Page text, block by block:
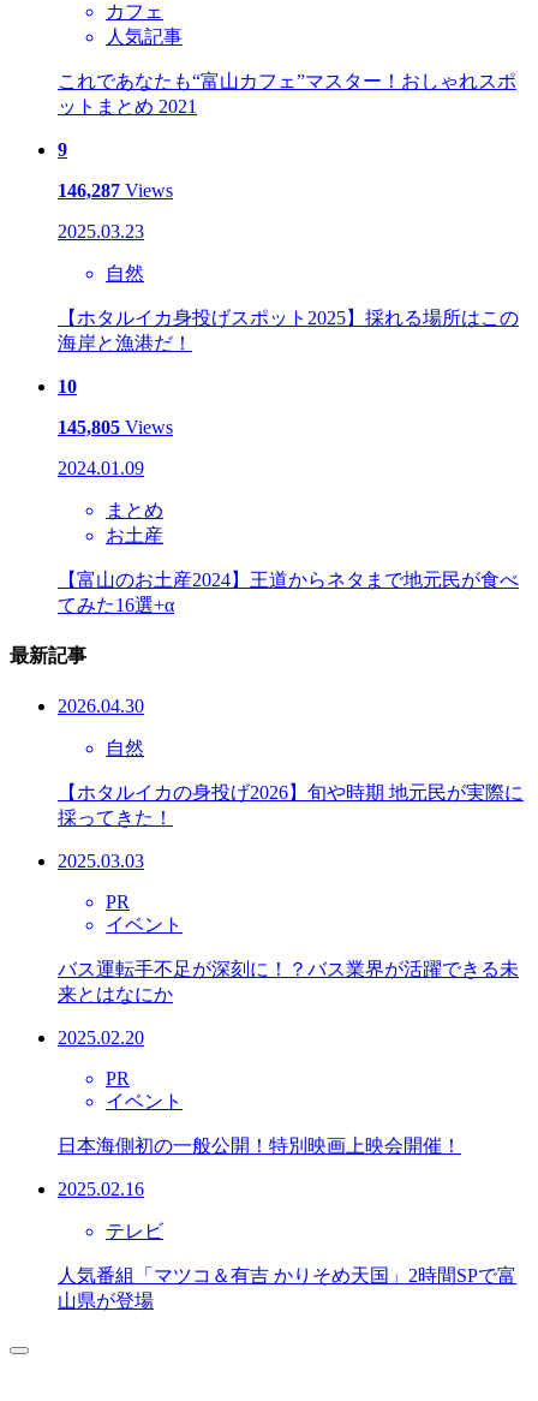
カフェ
人気記事
これであなたも“富山カフェ”マスター！おしゃれスポ
ットまとめ 2021
9
146,287 Views
2025.03.23
自然
【ホタルイカ身投げスポット2025】採れる場所はこの
海岸と漁港だ！
10
145,805 Views
2024.01.09
まとめ
お土産
【富山のお土産2024】王道からネタまで地元民が食べ
てみた16選+α
最新記事
2026.04.30
自然
【ホタルイカの身投げ2026】旬や時期 地元民が実際に
採ってきた！
2025.03.03
PR
イベント
バス運転手不足が深刻に！？バス業界が活躍できる未
来とはなにか
2025.02.20
PR
イベント
日本海側初の一般公開！特別映画上映会開催！
2025.02.16
テレビ
人気番組「マツコ＆有吉 かりそめ天国」2時間SPで富
山県が登場